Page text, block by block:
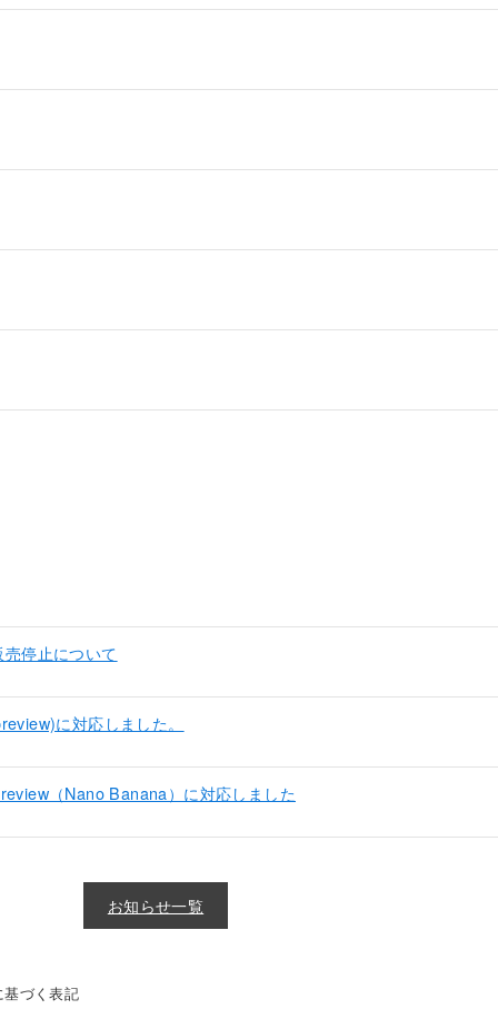
停止について
に対応しました。
（Nano Banana）に対応しました
お知らせ一覧
づく表記